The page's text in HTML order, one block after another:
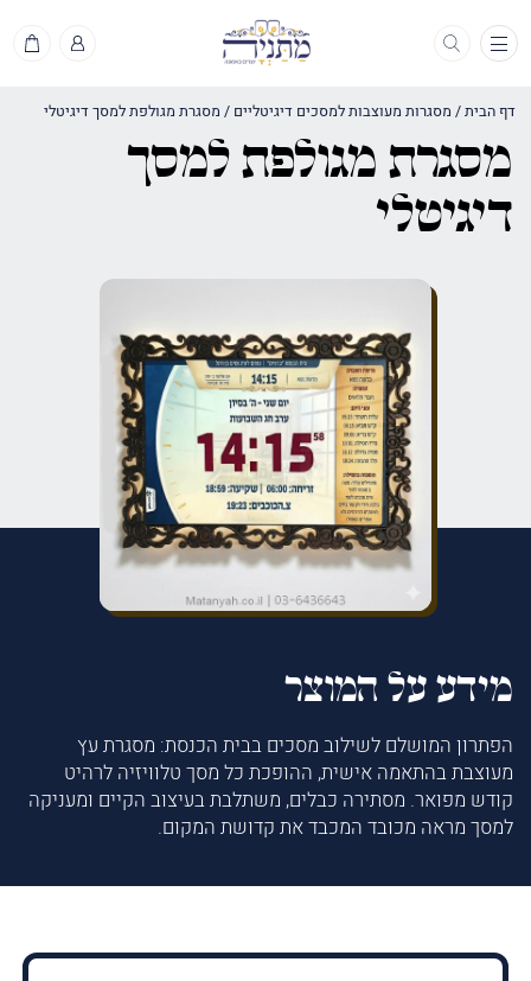
תפריט
דף הבית/ מסגרות מעוצבות למסכים דיגיטליים / מסגרת מגולפת למסך דיגיטלי
מסגרת מגולפת למסך
דיגיטלי
מידע על המוצר
הפתרון המושלם לשילוב מסכים בבית הכנסת: מסגרת עץ
מעוצבת בהתאמה אישית, ההופכת כל מסך טלוויזיה לרהיט
קודש מפואר. מסתירה כבלים, משתלבת בעיצוב הקיים ומעניקה
למסך מראה מכובד המכבד את קדושת המקום.